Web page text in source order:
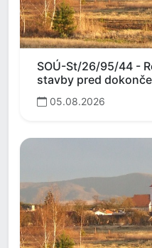
SOÚ-St/26/95/44 -
stavby pred
05.08.2026